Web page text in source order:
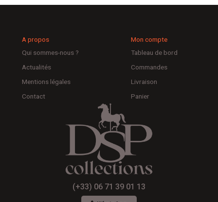
A propos
Qui sommes-nous ?
Actualités
Mentions légales
Contact
Mon compte
Tableau de bord
Commandes
Livraison
Panier
(+33) 06 71 39 01 13